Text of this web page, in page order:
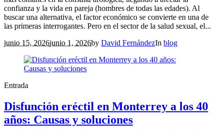
confianza y la vida en pareja (hombres de todas las edades). Al
buscar una alternativa, el factor económico se convierte en una de
las primeras interrogantes. Pero en el sector de la salud sexual, el...
junio 15, 2026junio 1, 2026by David FernándezIn blog
Entrada
Disfunción eréctil en Monterrey a los 40
años: Causas y soluciones